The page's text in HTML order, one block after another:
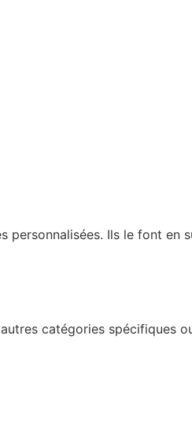
Ils le font en
catégories spécifiques